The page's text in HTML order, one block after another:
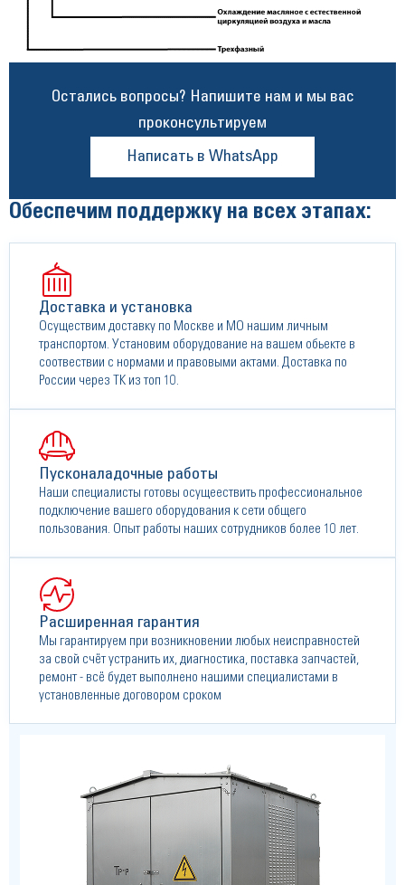
Остались вопросы? Напишите нам и мы вас
проконсультируем
Написать в WhatsApp
Обеспечим поддержку на всех этапах:
Доставка и установка
Осуществим доставку по Москве и МО нашим личным
транспортом. Установим оборудование на вашем обьекте в
соотвествии с нормами и правовыми актами. Доставка по
России через ТК из топ 10.
Пусконаладочные работы
Наши специалисты готовы осущеествить профессиональное
подключение вашего оборудования к сети общего
пользования. Опыт работы наших сотрудников более 10 лет.
Расширенная гарантия
Мы гарантируем при возникновении любых неисправностей
за свой счёт устранить их, диагностика, поставка запчастей,
ремонт - всё будет выполнено нашими специалистами в
установленные договором сроком